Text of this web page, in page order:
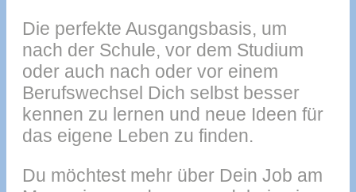
Die perfekte Ausgangsbasis, um
nach der Schule, vor dem Studium
oder auch nach oder vor einem
Berufswechsel Dich selbst besser
kennen zu lernen und neue Ideen für
das eigene Leben zu finden.
Du möchtest mehr über Dein Job am